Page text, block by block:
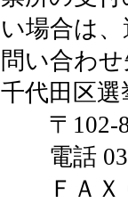
い場合は
問い合わ
千代田区選
〒102-
電話 03-
ＦＡＸ